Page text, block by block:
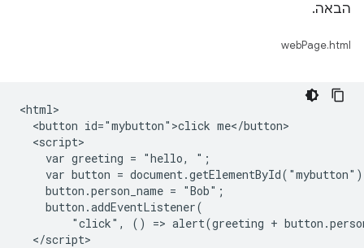
הבאה.
webPage.html
<html>
  <button id="mybutton">click me</button>
  <script>
    var greeting = "hello, ";
var button =
    button.person_name = "Bob";
    button.addEventListener(
"click", () => alert(greeting +
  </script>